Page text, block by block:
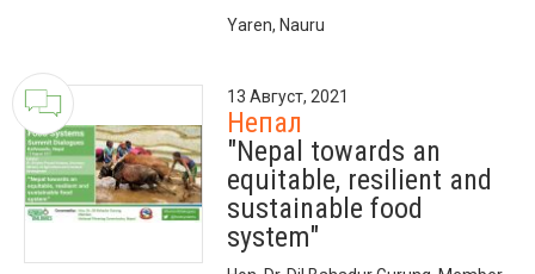
Yaren, Nauru
13 Август, 2021
Непал
"Nepal towards an
equitable, resilient and
sustainable food
system"